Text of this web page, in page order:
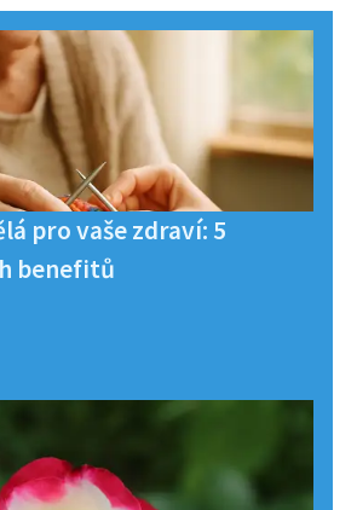
pro vaše zdraví: 5
benefitů